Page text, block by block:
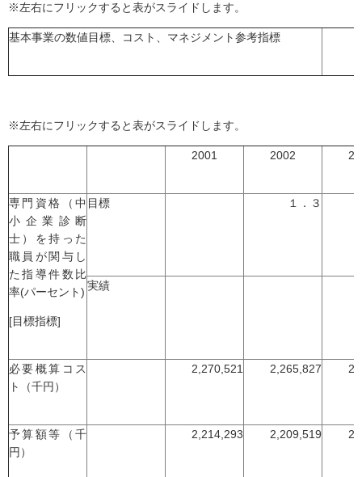
※左右にフリックすると表がスライドします。
基本事業の数値目標、コスト、マネジメント参考指標
※左右にフリックすると表がスライドします。
2001 2002
専門資格（中
小企業診断
士）を持った
職員が関与し
た指導件数比
率(パーセント)
[目標指標]
目標 １．３
実績
必要概算コス
ト（千円）
2,270,521 2,265,827
予算額等（千
円）
2,214,293 2,209,519